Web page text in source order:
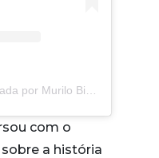
com o
a história